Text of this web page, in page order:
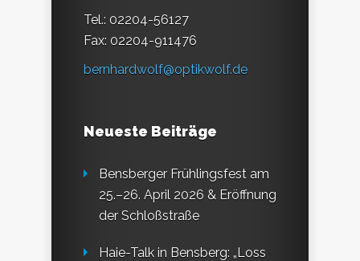
Tel.: 02204-56127
Fax: 02204-911476
bernhardwolf@optikwolf.de
Neueste Beiträge
Bensberger Frühlingsfest am
25.–26. April 2026 & Eröffnung
der Schloßstraße
Haie-Talk in Bensberg: „Loss